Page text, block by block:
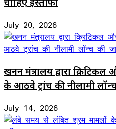
July 20, 2026
खनन मंत्रालय द्वारा
के आठवे ट्रांच की नीलामी
July 14, 2026